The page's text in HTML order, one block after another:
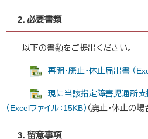
2．必要書類
以下の書類をご提出ください。
再開・廃止・休止届出書 （
現に当該指定障害児通所
（Excelファイル：15KB） （廃止・休止の場
3．留意事項